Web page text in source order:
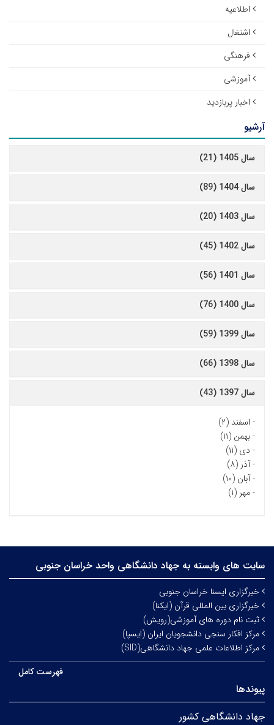
اطلاعیه
اشتغال
فرهنگی
آموزشی
اخبار پربازدید
آرشیو
سال 1405 (21)
سال 1404 (89)
سال 1403 (20)
سال 1402 (45)
سال 1401 (56)
سال 1400 (76)
سال 1399 (59)
سال 1398 (66)
سال 1397 (43)
- اسفند (۲)
-بهمن (۱۱)
- دی (۱۱)
-آذر (۸)
-آبان (۱۰)
-مهر (۱)
سایت های وابسته به جهاد دانشگاهی واحد خراسان جنوبی
خبرگزاری ایسنا خراسان جنوبی
خبرگزاری بین المللی قرآن (ایکنا)
ثبت نام دوره های آموزشی(رویش)
مرکز افکار سنجی دانشجویان ایران (ایسپا)
مرکز اطلاعات علمی جهاد دانشگاهی(SID)
فهرست کامل
پیوندها
جهاد دانشگاهی کشور